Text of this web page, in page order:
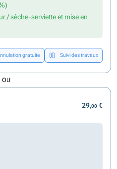
/ sèche-serviette et mise en
gratuite Suivi des travaux
OU
29,00 €